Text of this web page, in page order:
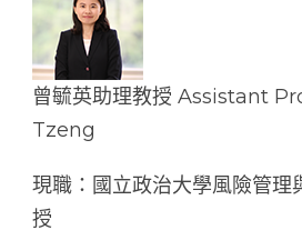
曾毓英助理教授 Assistant
Tzeng
現職：國立政治大學風險管理
授